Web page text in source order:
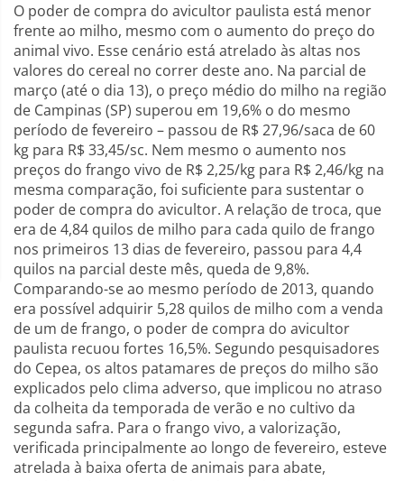
O poder de compra do avicultor paulista está menor
frente ao milho, mesmo com o aumento do preço do
animal vivo. Esse cenário está atrelado às altas nos
valores do cereal no correr deste ano. Na parcial de
março (até o dia 13), o preço médio do milho na região
de Campinas (SP) superou em 19,6% o do mesmo
período de fevereiro – passou de R$ 27,96/saca de 60
kg para R$ 33,45/sc. Nem mesmo o aumento nos
preços do frango vivo de R$ 2,25/kg para R$ 2,46/kg na
mesma comparação, foi suficiente para sustentar o
poder de compra do avicultor. A relação de troca, que
era de 4,84 quilos de milho para cada quilo de frango
nos primeiros 13 dias de fevereiro, passou para 4,4
quilos na parcial deste mês, queda de 9,8%.
Comparando-se ao mesmo período de 2013, quando
era possível adquirir 5,28 quilos de milho com a venda
de um de frango, o poder de compra do avicultor
paulista recuou fortes 16,5%. Segundo pesquisadores
do Cepea, os altos patamares de preços do milho são
explicados pelo clima adverso, que implicou no atraso
da colheita da temporada de verão e no cultivo da
segunda safra. Para o frango vivo, a valorização,
verificada principalmente ao longo de fevereiro, esteve
atrelada à baixa oferta de animais para abate,